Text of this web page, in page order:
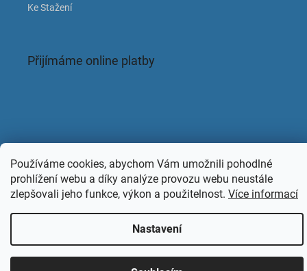
Používáme cookies, abychom Vám umožnili pohodlné
prohlížení webu a díky analýze provozu webu neustále
zlepšovali jeho funkce, výkon a použitelnost. Více informací
Nastavení
Ke Stažení
Přijímáme online platby